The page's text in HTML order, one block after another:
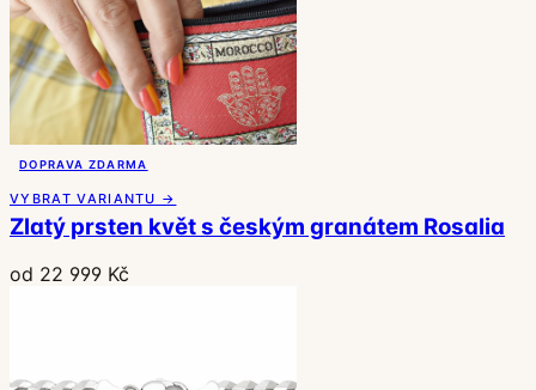
DOPRAVA ZDARMA
VYBRAT VARIANTU →
Zlatý prsten květ s českým granátem Rosalia
od 22 999 Kč